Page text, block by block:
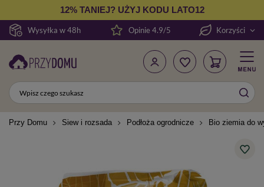
Wysyłka w 48h
12% TANIEJ? UŻYJ KODU LATO12
Opinie 4.9/5 Korzyści
Przy Domu Siew i rozsada Podłoża ogrodnicze Bio ziemia do